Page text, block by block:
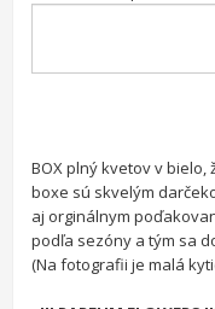
BOX plný kvetov v
boxe sú skvelým
aj orginálnym
podľa sezóny a tým sa
(Na fotografii je malá